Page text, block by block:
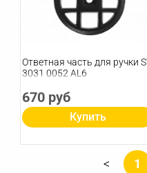
Ответная часть для ручки
3031 0052 AL6
670 руб
Купить
1